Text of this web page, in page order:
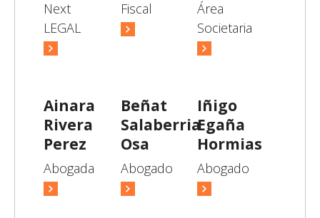
Next
LEGAL
Fiscal
Área
Societaria
Ainara
Rivera
Perez
Abogada
Beñat
Salaberria
Osa
Abogado
Iñigo
Egaña
Hormias
Abogado